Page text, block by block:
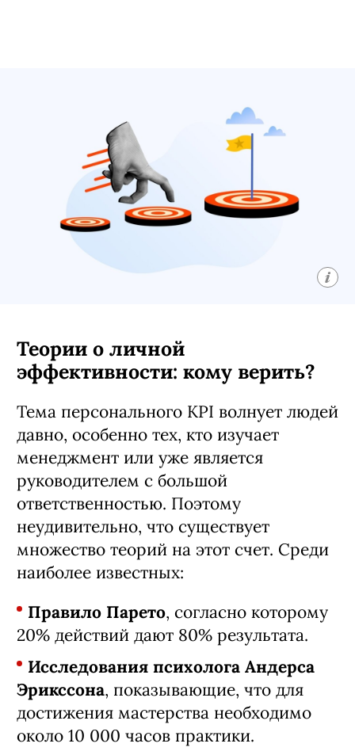
Теории о личной
эффективности: кому верить?
Тема персонального KPI волнует людей
давно, особенно тех, кто изучает
менеджмент или уже является
руководителем с большой
ответственностью. Поэтому
неудивительно, что существует
множество теорий на этот счет. Среди
наиболее известных:
Правило Парето, согласно которому
20% действий дают 80% результата.
Исследования психолога Андерса
Эрикссона, показывающие, что для
достижения мастерства необходимо
около 10 000 часов практики.